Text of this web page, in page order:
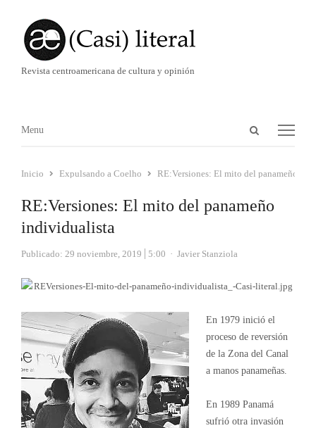
Revista centroamericana de cultura y opinión
Abrir
búsqueda
Menú
Menu
Inicio Expulsando a Coelho RE:Versiones: El mito del panameño
RE:Versiones: El mito del panameño
individualista
Publicado: 29 noviembre, 2019 5:00 Autor
Javier Stanziola
En 1979 inició el
proceso de reversión
de la Zona del Canal
a manos panameñas.
En 1989 Panamá
sufrió otra invasión